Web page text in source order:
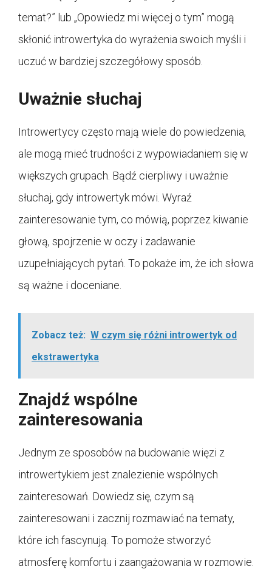
temat?” lub „Opowiedz mi więcej o tym” mogą
skłonić introwertyka do wyrażenia swoich myśli i
uczuć w bardziej szczegółowy sposób.
Uważnie słuchaj
Introwertycy często mają wiele do powiedzenia,
ale mogą mieć trudności z wypowiadaniem się w
większych grupach. Bądź cierpliwy i uważnie
słuchaj, gdy introwertyk mówi. Wyraź
zainteresowanie tym, co mówią, poprzez kiwanie
głową, spojrzenie w oczy i zadawanie
uzupełniających pytań. To pokaże im, że ich słowa
są ważne i doceniane.
Zobacz też: W czym się różni introwertyk od
ekstrawertyka
Znajdź wspólne
zainteresowania
Jednym ze sposobów na budowanie więzi z
introwertykiem jest znalezienie wspólnych
zainteresowań. Dowiedz się, czym są
zainteresowani i zacznij rozmawiać na tematy,
które ich fascynują. To pomoże stworzyć
atmosferę komfortu i zaangażowania w rozmowie.